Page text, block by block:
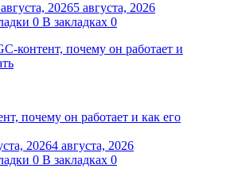
20265 августа, 2026
0 В закладках 0
почему он работает и как его
20264 августа, 2026
0 В закладках 0